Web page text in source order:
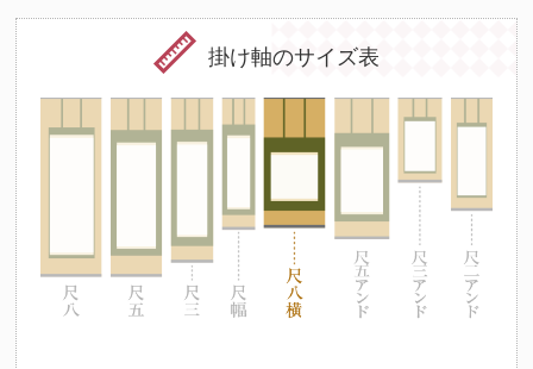
仏名
初七日 不動明王 ふどうみょうおう
二七日 釈迦如来 しゃかにょらい
掛け軸のサイズ表